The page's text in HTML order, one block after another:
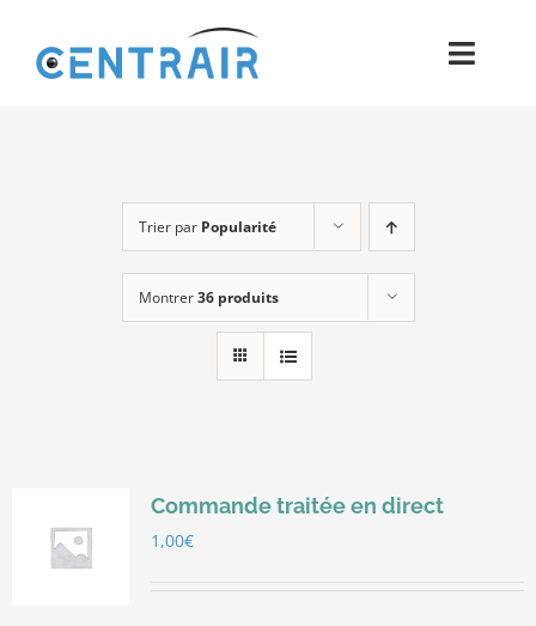
contenu
Moyens
Pièces
Process
Trier par Popularité
Montrer36 produits
Commande traitée en direct
1,00€